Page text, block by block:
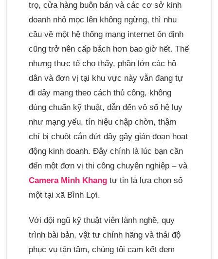
trọ, cửa hàng buôn bán và các cơ sở kinh
doanh nhỏ mọc lên không ngừng, thì nhu
cầu về một hệ thống mạng internet ổn định
cũng trở nên cấp bách hơn bao giờ hết. Thế
nhưng thực tế cho thấy, phần lớn các hộ
dân và đơn vị tại khu vực này vẫn đang tự
đi dây mạng theo cách thủ công, không
đúng chuẩn kỹ thuật, dẫn đến vô số hệ lụy
như mạng yếu, tín hiệu chập chờn, thậm
chí bị chuột cắn đứt dây gây gián đoạn hoạt
động kinh doanh. Đây chính là lúc bạn cần
đến một đơn vị thi công chuyên nghiệp – và
Camera Minh Khang tự tin là lựa chọn số
một tại xã Bình Lợi.
Với đội ngũ kỹ thuật viên lành nghề, quy
trình bài bản, vật tư chính hãng và thái độ
phục vụ tận tâm, chúng tôi cam kết đem